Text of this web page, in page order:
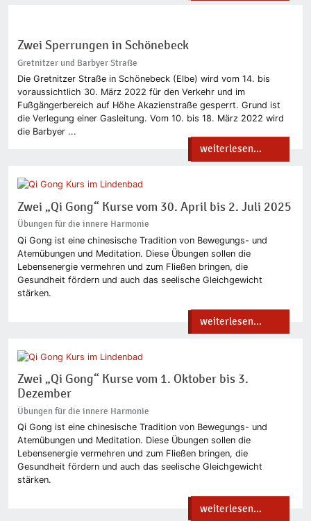
Zwei Sperrungen in Schönebeck
Gretnitzer und Barbyer Straße
Die Gretnitzer Straße in Schönebeck (Elbe) wird vom 14. bis
voraussichtlich 30. März 2022 für den Verkehr und im
Fußgängerbereich auf Höhe Akazienstraße gesperrt. Grund ist
die Verlegung einer Gasleitung. Vom 10. bis 18. März 2022 wird
die Barbyer ...
weiterlesen...
Zwei „Qi Gong“ Kurse vom 30. April bis 2. Juli 2025
Übungen für die innere Harmonie
Qi Gong ist eine chinesische Tradition von Bewegungs- und
Atemübungen und Meditation. Diese Übungen sollen die
Lebensenergie vermehren und zum Fließen bringen, die
Gesundheit fördern und auch das seelische Gleichgewicht
stärken.
weiterlesen...
Zwei „Qi Gong“ Kurse vom 1. Oktober bis 3.
Dezember
Übungen für die innere Harmonie
Qi Gong ist eine chinesische Tradition von Bewegungs- und
Atemübungen und Meditation. Diese Übungen sollen die
Lebensenergie vermehren und zum Fließen bringen, die
Gesundheit fördern und auch das seelische Gleichgewicht
stärken.
weiterlesen...